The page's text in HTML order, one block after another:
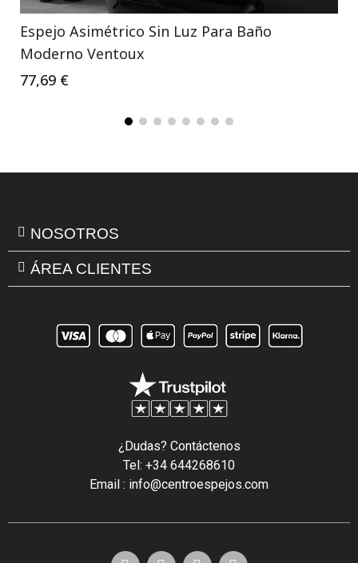
Espejo Asimétrico Sin Luz Para Baño
Moderno Ventoux
77,69 €
NOSOTROS
ÁREA CLIENTES
¿Dudas? Contáctenos
Tel: +34 644268610
Email : info@centroespejos.com